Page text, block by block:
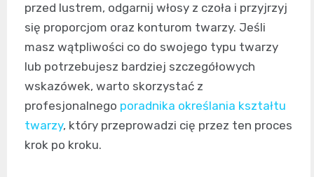
przed lustrem, odgarnij włosy z czoła i przyjrzyj
się proporcjom oraz konturom twarzy. Jeśli
masz wątpliwości co do swojego typu twarzy
lub potrzebujesz bardziej szczegółowych
wskazówek, warto skorzystać z
profesjonalnego poradnika określania kształtu
twarzy, który przeprowadzi cię przez ten proces
krok po kroku.